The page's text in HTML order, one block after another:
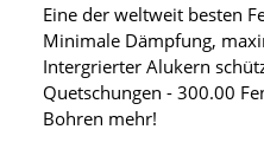
Eine der weltweit besten
Minimale Dämpfung,
Intergrierter Alukern
Quetschungen - 300.00
Bohren mehr!